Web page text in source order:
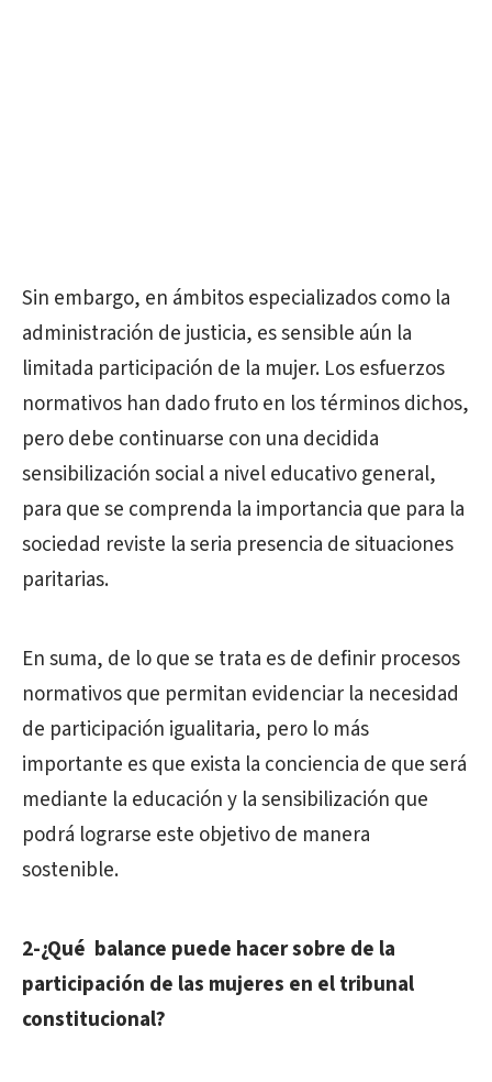
Sin embargo, en ámbitos especializados como la
administración de justicia, es sensible aún la
limitada participación de la mujer. Los esfuerzos
normativos han dado fruto en los términos dichos,
pero debe continuarse con una decidida
sensibilización social a nivel educativo general,
para que se comprenda la importancia que para la
sociedad reviste la seria presencia de situaciones
paritarias.
En suma, de lo que se trata es de definir procesos
normativos que permitan evidenciar la necesidad
de participación igualitaria, pero lo más
importante es que exista la conciencia de que será
mediante la educación y la sensibilización que
podrá lograrse este objetivo de manera
sostenible.
2-¿Qué balance puede hacer sobre de la
participación de las mujeres en el tribunal
constitucional?